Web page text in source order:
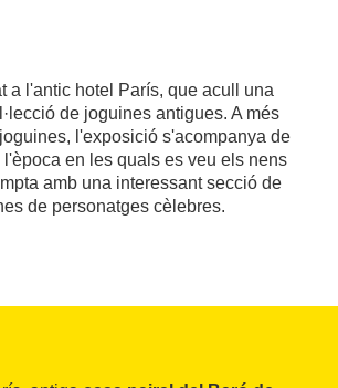
a l'antic hotel París, que acull una
de joguines antigues. A més
l'exposició s'acompanya de
l'època en les quals es veu els nens
amb una interessant secció de
de personatges cèlebres.